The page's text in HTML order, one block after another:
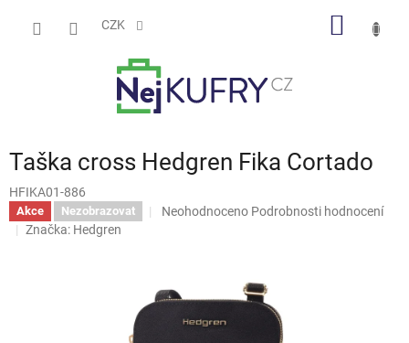
CZK
Taška cross Hedgren Fika Cortado
HFIKA01-886
Akce Nezobrazovat
Průměrné
z
Neohodnoceno Podrobnosti hodnocení
Značka: Hedgren